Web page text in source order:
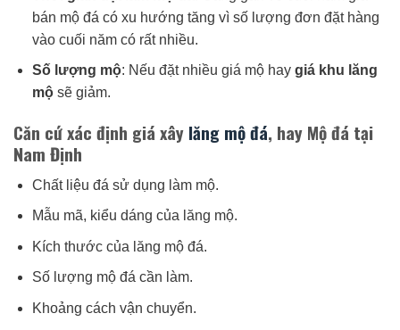
bán mộ đá có xu hướng tăng vì số lượng đơn đặt hàng
vào cuối năm có rất nhiều.
Số lượng mộ: Nếu đặt nhiều giá mộ hay giá khu lăng
mộsẽ giảm.
Căn cứ xác định giá xây lăng mộ đá, hay Mộ đá tại
Nam Định
Chất liệu đá sử dụng làm mộ.
Mẫu mã, kiểu dáng của lăng mộ.
Kích thước của lăng mộ đá.
Số lượng mộ đá cần làm.
Khoảng cách vận chuyển.